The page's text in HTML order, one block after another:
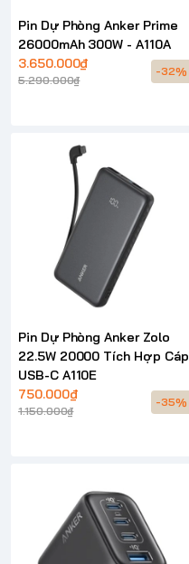
Pin Dự Phòng Anker Prime
26000mAh 300W - A110A
3.650.000₫
5.290.000₫
-32%
Pin Dự Phòng Anker Zolo
22.5W 20000 Tích Hợp Cáp
USB-C A110E
750.000₫
1.150.000₫
-35%